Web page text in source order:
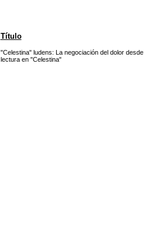
Título
"Celestina" ludens: La negociación del dolor
lectura en "Celestina"